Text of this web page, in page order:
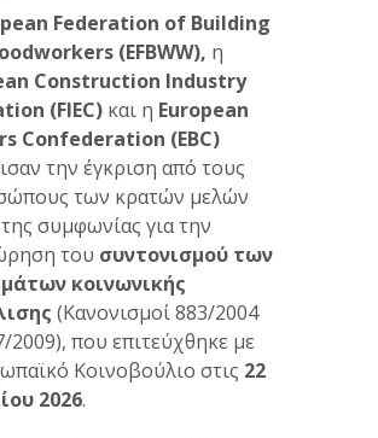
Federation of Building
(EFBWW), η
Construction Industry
(FIEC) και η European
Confederation (EBC)
την έγκριση από τους
των κρατών μελών
συμφωνίας για την
του συντονισμού των
κοινωνικής
(Κανονισμοί 883/2004
2009), που επιτεύχθηκε με
Κοινοβούλιο στις 22
2026.